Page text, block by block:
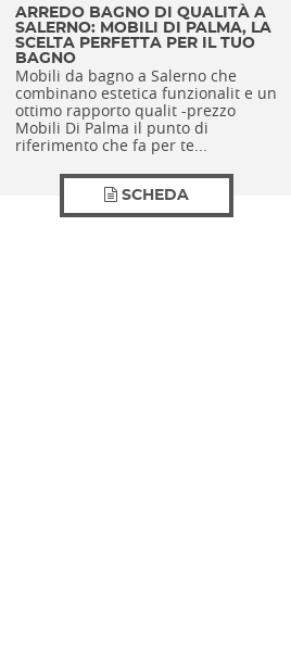
ARREDO BAGNO DI QUALITÀ A
SALERNO: MOBILI DI PALMA, LA
SCELTA PERFETTA PER IL TUO
BAGNO
Mobili da bagno a Salerno che
combinano estetica funzionalit e un
ottimo rapporto qualit -prezzo
Mobili Di Palma il punto di
riferimento che fa per te...
SCHEDA